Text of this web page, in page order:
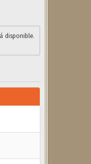
disponible.